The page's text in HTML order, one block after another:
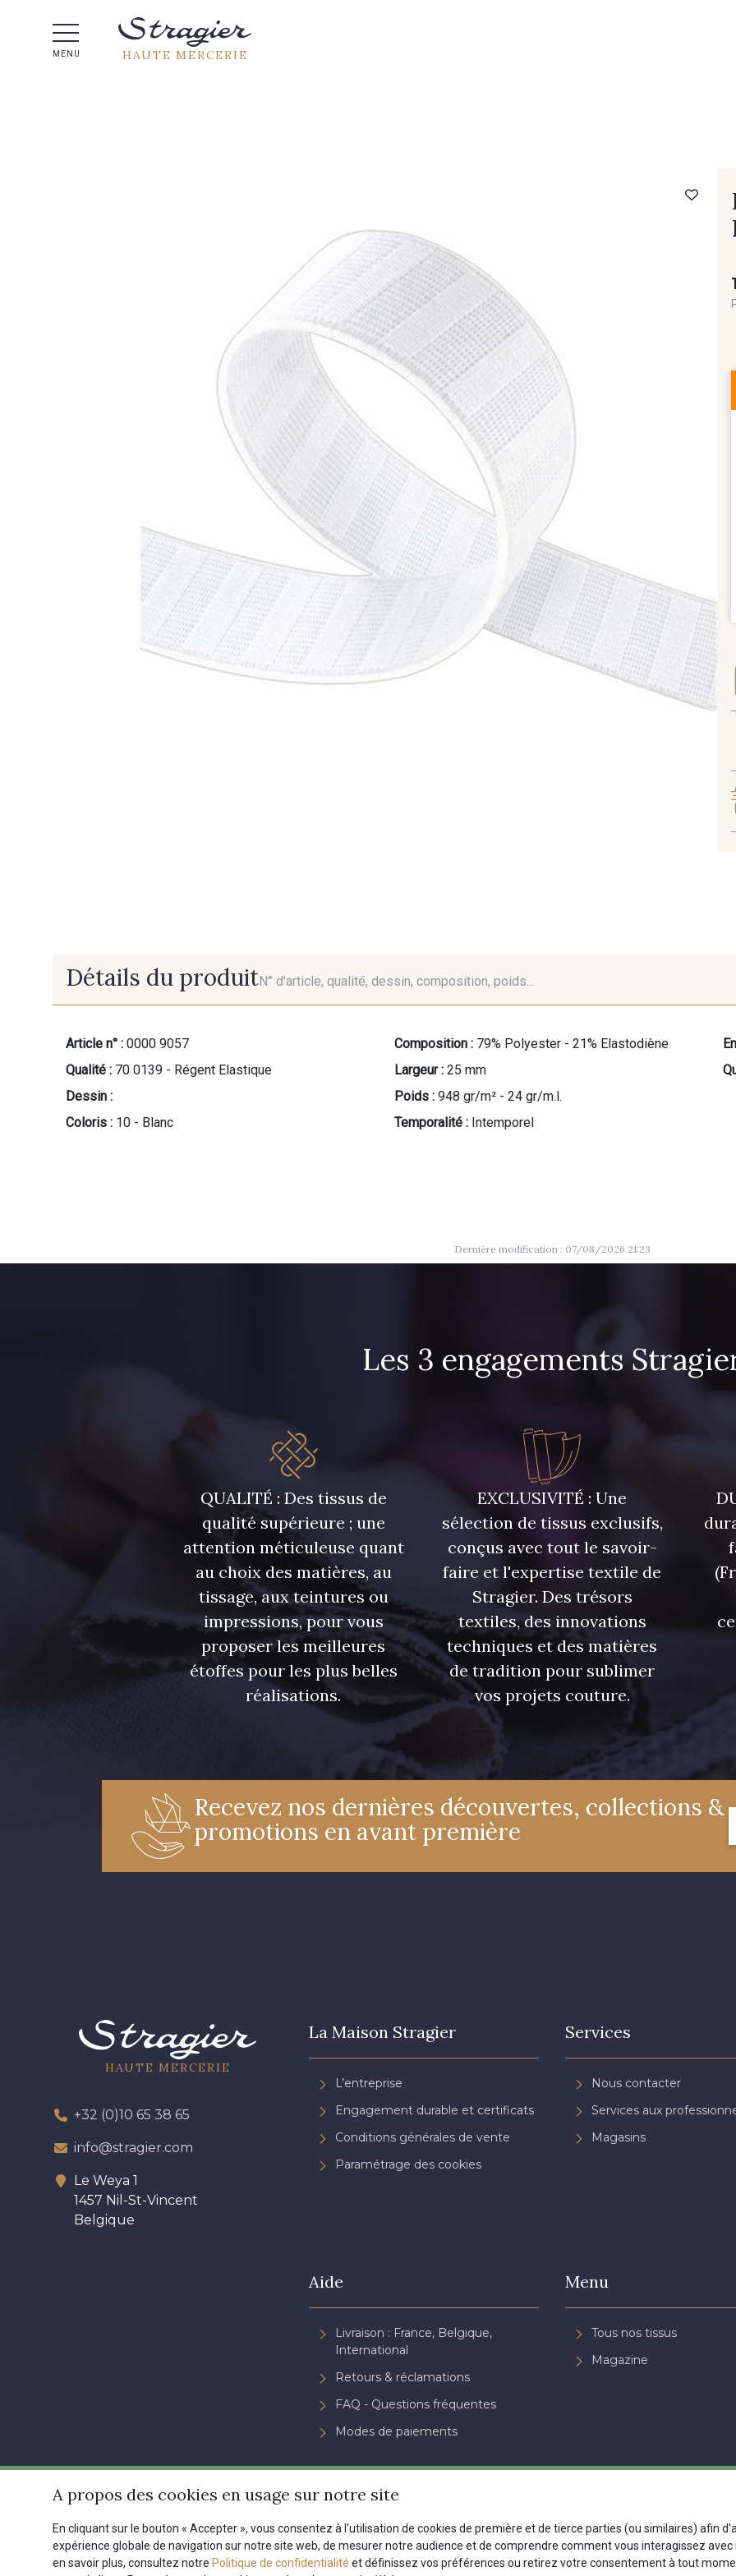
MENU HAUTE MERCERIE
Détails du produitN° d'article, qualité, dessin, composition, poids...
Article n° : 0000 9057
Qualité : 70 0139 - Régent Elastique
Dessin :
Coloris : 10 - Blanc
Composition : 79% Polyester - 21% Elastodiène
Largeur : 25 mm
Poids : 948 gr/m² - 24 gr/m.l.
Temporalité : Intemporel
Dernière modification : 07/08/2026 21:23
Les 3 engagements
QUALITÉ : Des tissus de
qualité supérieure ; une
attention méticuleuse quant
au choix des matières, au
tissage, aux teintures ou
impressions, pour vous
proposer les meilleures
étoffes pour les plus belles
réalisations.
EXCLUSIVITÉ : Une
sélection de tissus exclusifs,
conçus avec tout le savoir-
faire et l'expertise textile de
Stragier. Des trésors
textiles, des innovations
techniques et des matières
de tradition pour sublimer
vos projets couture.
Recevez nos dernières découvertes, collections &
promotions en avant première
HAUTE MERCERIE
+32 (0)10 65 38 65
info@stragier.com
Le Weya 1
1457 Nil-St-Vincent
Belgique
La Maison Stragier
L’entreprise
Engagement durable et certificats
Conditions générales de vente
Paramétrage des cookies
Services
Nous contacter
Services aux
Magasins
Aide
Livraison : France, Belgique,
International
Retours & réclamations
FAQ - Questions fréquentes
Modes de paiements
Menu
Tous nos tissus
Magazine
A propos des cookies en usage sur notre site
En cliquant sur le bouton « Accepter », vous consentez à l'utilisation de cookies de première et de tierce parties (ou similaires) afin
expérience globale de navigation sur notre site web, de mesurer notre audience et de comprendre comment vous interagissez avec
en savoir plus, consultez notre Politique de confidentialité et définissez vos préférences ou retirez votre consentement à tout